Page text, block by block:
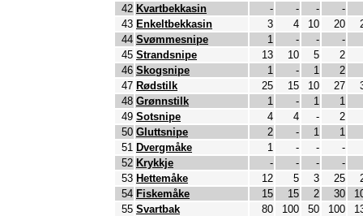
42 Kvartbekkasin - - -
-
43 Enkeltbekkasin 3 4 10 20
44 Svømmesnipe 1 - -
-
45 Strandsnipe 13 10 5
2
46 Skogsnipe 1 - 1
2
47 Rødstilk 25 15 10 27
48 Grønnstilk 1 - 1
1
49 Sotsnipe 4 4 -
2
50 Gluttsnipe 2 - 1
1
51 Dvergmåke 1 - -
-
52 Krykkje - - -
-
53 Hettemåke 12 5 3 25
54 Fiskemåke 15 15 2 30
55 Svartbak 80 100 50 100